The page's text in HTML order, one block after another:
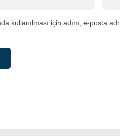
kullanılması için adım, e-posta